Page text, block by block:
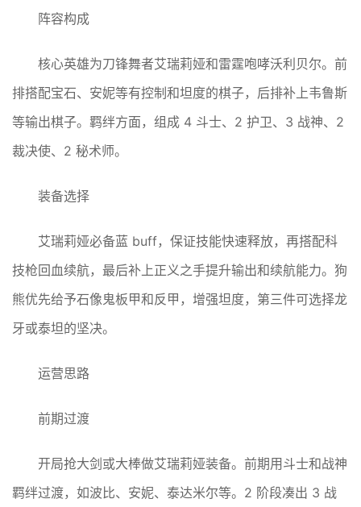
阵容构成
核心英雄为刀锋舞者艾瑞莉娅和雷霆咆哮沃利贝尔。前
排搭配宝石、安妮等有控制和坦度的棋子，后排补上韦鲁斯
等输出棋子。羁绊方面，组成 4 斗士、2 护卫、3 战神、2
裁决使、2 秘术师。
装备选择
艾瑞莉娅必备蓝 buff，保证技能快速释放，再搭配科
技枪回血续航，最后补上正义之手提升输出和续航能力。狗
熊优先给予石像鬼板甲和反甲，增强坦度，第三件可选择龙
牙或泰坦的坚决。
运营思路
前期过渡
开局抢大剑或大棒做艾瑞莉娅装备。前期用斗士和战神
羁绊过渡，如波比、安妮、泰达米尔等。2 阶段凑出 3 战